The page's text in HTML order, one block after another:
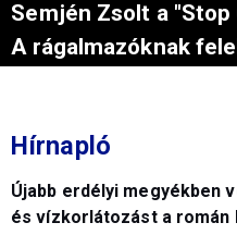
Semjén Zsolt a
A rágalmazóknak
Hírnapló
Újabb erdélyi megyékben
és vízkorlátozást a román